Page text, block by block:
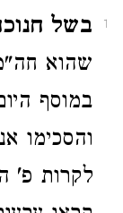
1 בשל
שהוא
במוסף
והסכימו
לקרות פ'